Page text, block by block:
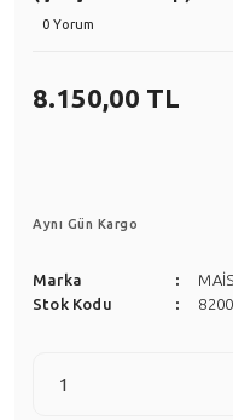
0 Yorum
8.150,00 TL
Aynı Gün Kargo
Marka
MAİS
Stok Kodu